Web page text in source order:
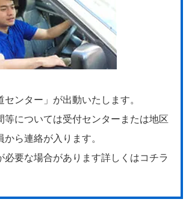
センター」が出動いたします。
については受付センターまたは地区
から連絡が入ります。
要な場合があります詳しくはコチラ